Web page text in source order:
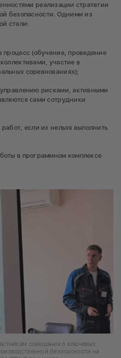
реализации стратегии
безопасности. Одними из
стали:
процесс (обучение, проведение
участие в
соревнованиях);
рисками, активными
сами сотрудники
если их нельзя выполнить
в программном комплексе
совещания о ключевых
безопасности на